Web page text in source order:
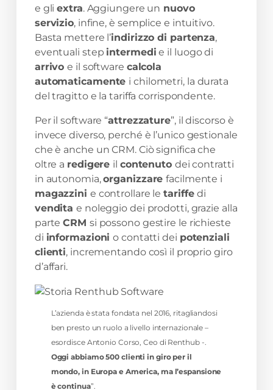
e gliextra. Aggiungere un nuovo
servizio, infine, è semplice e intuitivo.
Basta mettere l’indirizzo di partenza,
eventuali step intermedi e il luogo di
arrivoe il software calcola
automaticamente i chilometri, la durata
del tragitto e la tariffa corrispondente.
Per il software “attrezzature”, il discorso è
invece diverso, perché è l’unico gestionale
che è anche un CRM. Ciò significa che
oltre a redigere il contenuto dei contratti
in autonomia,organizzarefacilmente i
magazzini e controllare letariffedi
venditae noleggio dei prodotti, grazie alla
parteCRM si possono gestire le richieste
di informazionio contatti dei potenziali
clienti, incrementando così il proprio giro
d’affari.
L’azienda è stata fondata nel 2016, ritagliandosi
ben presto un ruolo a livello internazionale –
esordisce Antonio Corso, Ceo di Renthub -.
Oggi abbiamo 500 clienti in giro per il
mondo, in Europa e America, ma l’espansione
è continua”.